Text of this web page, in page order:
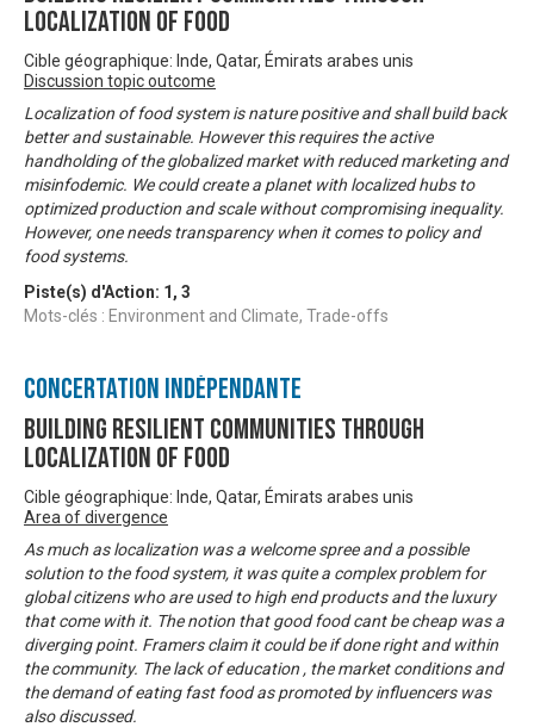
Localization of Food
Cible géographique: Inde, Qatar, Émirats arabes unis
Discussion topic outcome
Localization of food system is nature positive and shall build back
better and sustainable. However this requires the active
handholding of the globalized market with reduced marketing and
misinfodemic. We could create a planet with localized hubs to
optimized production and scale without compromising inequality.
However, one needs transparency when it comes to policy and
food systems.
Piste(s) d'Action: 1 , 3
Mots-clés : Environment and Climate, Trade-offs
Concertation Indépendante
Building Resilient Communities through
Localization of Food
Cible géographique: Inde, Qatar, Émirats arabes unis
Area of divergence
As much as localization was a welcome spree and a possible
solution to the food system, it was quite a complex problem for
global citizens who are used to high end products and the luxury
that come with it. The notion that good food cant be cheap was a
diverging point. Framers claim it could be if done right and within
the community. The lack of education , the market conditions and
the demand of eating fast food as promoted by influencers was
also discussed.